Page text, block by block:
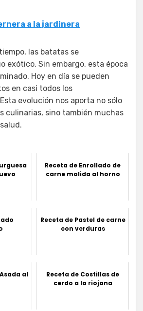
a la jardinera
las batatas se
exótico. Sin embargo, esta época
Hoy en día se pueden
en casi todos los
evolución nos aporta no sólo
culinarias, sino también muchas
Receta de Enrollado de
carne molida al horno
Receta de Pastel de carne
con verduras
al
Receta de Costillas de
cerdo a la riojana